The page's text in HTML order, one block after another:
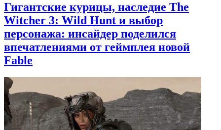
Гигантские курицы, наследие The
Witcher 3: Wild Hunt и выбор
персонажа: инсайдер поделился
впечатлениями от геймплея новой
Fable